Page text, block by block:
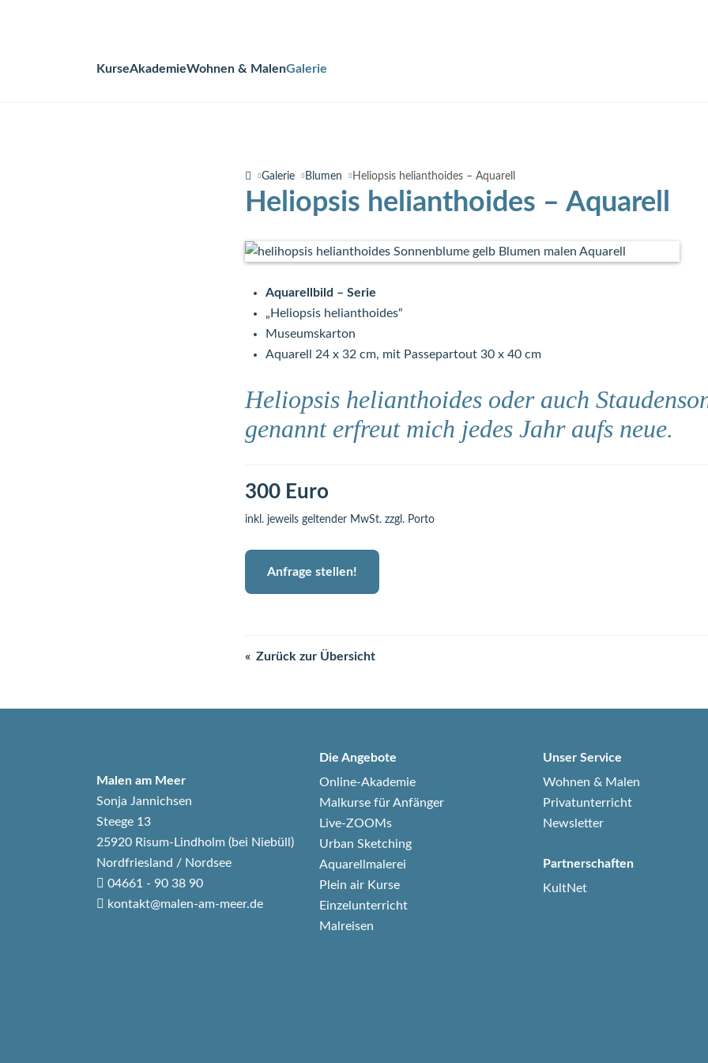
Navigation
KurseAkademieWohnen & MalenGalerie
Galerie Blumen Heliopsis helianthoides – Aquarell
Heliopsis helianthoides – Aquarell
Aquarellbild – Serie
„Heliopsis helianthoides“
Museumskarton
Aquarell 24 x 32 cm, mit Passepartout 30 x 40 cm
Heliopsis helianthoides oder auch
genannt erfreut mich jedes Jahr aufs neue.
300 Euro
inkl. jeweils geltender MwSt. zzgl. Porto
Anfrage stellen!
Zurück zur Übersicht
Malen am Meer
Sonja Jannichsen
Steege 13
25920 Risum-Lindholm (bei Niebüll)
Nordfriesland / Nordsee
04661 - 90 38 90
kontakt@malen-am-meer.de
Die Angebote
Online-Akademie
Malkurse für Anfänger
Live-ZOOMs
Urban Sketching
Aquarellmalerei
Plein air Kurse
Einzelunterricht
Malreisen
Unser Service
Wohnen & Malen
Privatunterricht
Newsletter
Partnerschaften
KultNet